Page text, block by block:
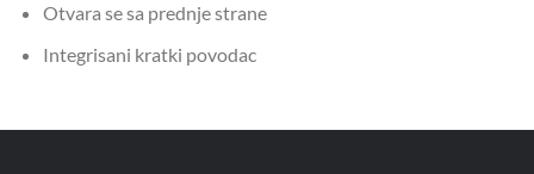
Otvara se sa prednje strane
Integrisani kratki povodac